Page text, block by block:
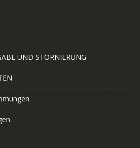
UND STORNIERUNG